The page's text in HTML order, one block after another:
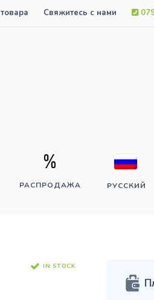
Свяжитесь с нами
РАСПРОДАЖА РУССКИЙ
IN STOCK